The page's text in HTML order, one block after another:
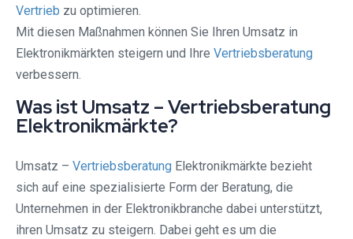
Vertrieb zu optimieren.
Mit diesen Maßnahmen können Sie Ihren Umsatz in
Elektronikmärkten steigern und Ihre Vertriebsberatung
verbessern.
Was ist Umsatz – Vertriebsberatung
Elektronikmärkte?
Umsatz – Vertriebsberatung Elektronikmärkte bezieht
sich auf eine spezialisierte Form der Beratung, die
Unternehmen in der Elektronikbranche dabei unterstützt,
ihren Umsatz zu steigern. Dabei geht es um die